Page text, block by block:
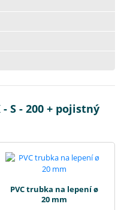
S - 200 + pojistný
PVC trubka na lepení ø
20 mm